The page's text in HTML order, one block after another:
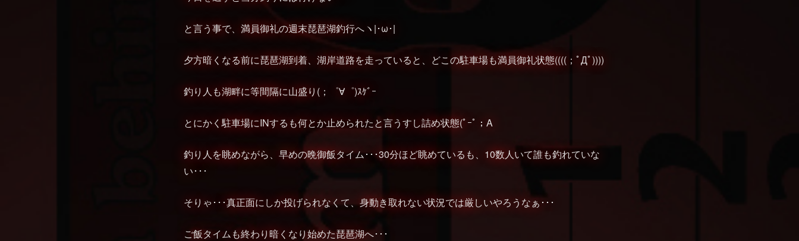
と言う事で、満員御礼の週末琵琶湖釣行へヽ|･ω･|ゞ
夕方暗くなる前に琵琶湖到着、湖岸道路を走っていると、どこの駐車場も満員御礼状態((((；ﾟДﾟ))))
釣り人も湖畔に等間隔に山盛り(；゜∀゜)ｽｹﾞｰ
とにかく駐車場にINするも何とか止められたと言うすし詰め状態(ﾟｰﾟ；A
釣り人を眺めながら、早めの晩御飯タイム･･･30分ほど眺めているも、10数人いて誰も釣れていな
い･･･
そりゃ･･･真正面にしか投げられなくて、身動き取れない状況では厳しいやろうなぁ･･･
ご飯タイムも終わり暗くなり始めた琵琶湖へ･･･